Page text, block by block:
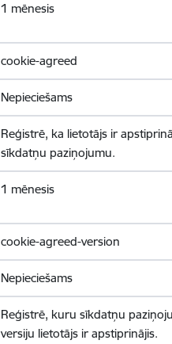
1 mēnesis
cookie-agreed
Nepieciešams
Reģistrē, ka lietotājs ir
sīkdatņu paziņojumu.
1 mēnesis
cookie-agreed-version
Nepieciešams
Reģistrē, kuru sīkdatņu
versiju lietotājs ir apstiprinājis.